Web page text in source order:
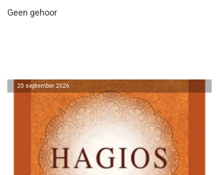
Geen gehoor
20 september 2026